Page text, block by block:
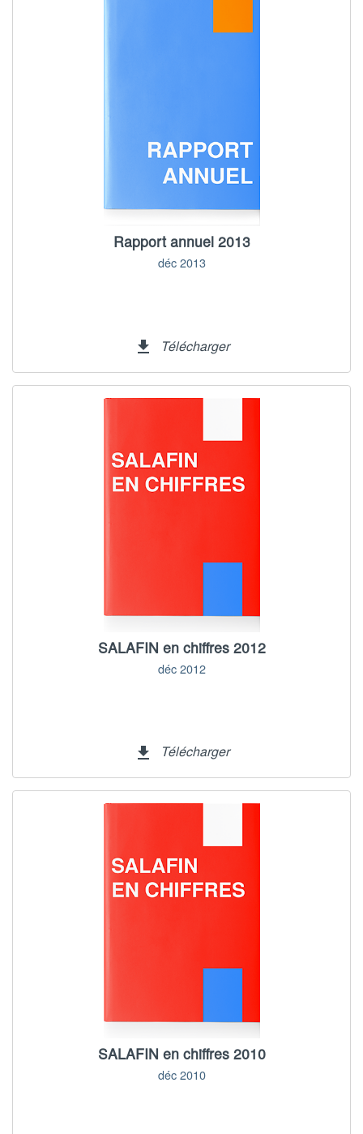
Rapport annuel 2013
déc 2013
file_download Télécharger
SALAFIN en chiffres 2012
déc 2012
file_download Télécharger
SALAFIN en chiffres 2010
déc 2010